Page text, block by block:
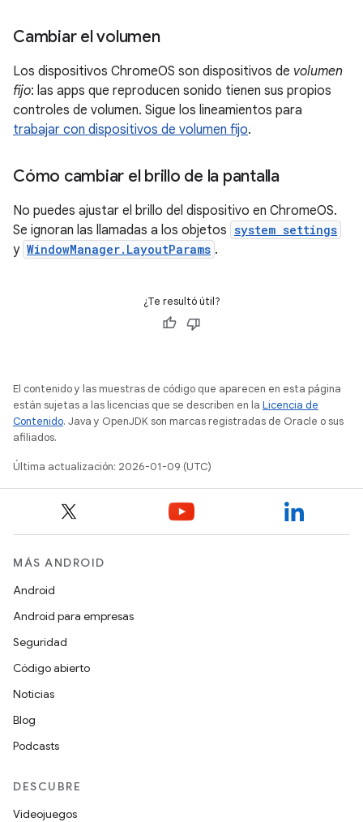
Cambiar el volumen
Los dispositivos ChromeOS son dispositivos de volumen
fijo: las apps que reproducen sonido tienen sus propios
controles de volumen. Sigue los lineamientos para
trabajar con dispositivos de volumen fijo.
Cómo cambiar el brillo de la pantalla
No puedes ajustar el brillo del dispositivo en ChromeOS.
Se ignoran las llamadas a los objetos system settings
y WindowManager.LayoutParams .
¿Te resultó útil?
El contenido y las muestras de código que aparecen en esta página
están sujetas a las licencias que se describen en la Licencia de
Contenido. Java y OpenJDK son marcas registradas de Oracle o sus
afiliados.
Última actualización: 2026-01-09 (UTC)
MÁS ANDROID
Android
Android para empresas
Seguridad
Código abierto
Noticias
Blog
Podcasts
DESCUBRE
Videojuegos